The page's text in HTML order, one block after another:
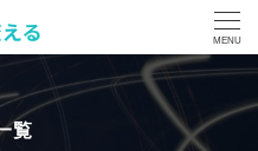
MENU
覧